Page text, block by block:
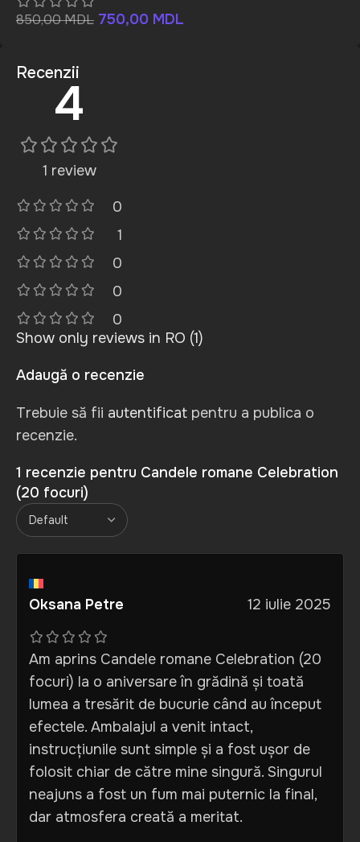
850,00MDL 750,00 MDL
Recenzii
4
1 review
0
1
0
0
0
1 recenzie pentru Candele romane Celebration
(20 focuri)
Oksana Petre 12 iulie 2025
Am aprins Candele romane Celebration (20
focuri) la o aniversare în grădină și toată
lumea a tresărit de bucurie când au început
efectele. Ambalajul a venit intact,
instrucțiunile sunt simple și a fost ușor de
folosit chiar de către mine singură. Singurul
neajuns a fost un fum mai puternic la final,
dar atmosfera creată a meritat.
Show only reviews in RO (1)
Adaugă o recenzie
Trebuie să fii autentificat pentru a publica o
recenzie.